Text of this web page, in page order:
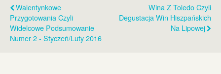
Walentynkowe
Przygotowania Czyli
Widelcowe Podsumowanie
Numer 2 - Styczeń/luty 2016
Wina Z Toledo Czyli
Degustacja Win Hiszpańskich
Na Lipowej